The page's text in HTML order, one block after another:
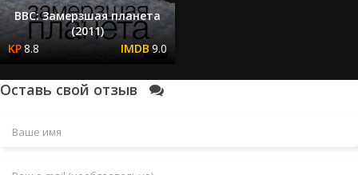
BBC: Замерзшая планета
(2011)
8.8
9.0
Оставь свой отзыв